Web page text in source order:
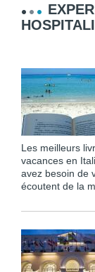
Les meilleurs
vacances en
avez besoin de
écoutent de la